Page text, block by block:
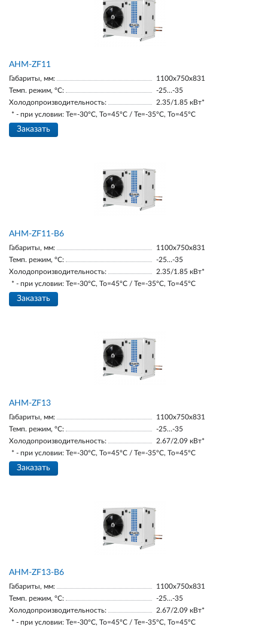
AНM-ZF11
Габариты, мм:
1100х750х831
Темп. режим, °С:
-25…-35
Холодопроизводительность:
2.35/1.85 кВт*
* - при условии: Te=-30ºC, To=45ºC / Te=-35ºC, To=45ºC
Заказать
AНM-ZF11-В6
Габариты, мм:
1100х750х831
Темп. режим, °С:
-25…-35
Холодопроизводительность:
2.35/1.85 кВт*
* - при условии: Te=-30ºC, To=45ºC / Te=-35ºC, To=45ºC
Заказать
AНM-ZF13
Габариты, мм:
1100х750х831
Темп. режим, °С:
-25…-35
Холодопроизводительность:
2.67/2.09 кВт*
* - при условии: Te=-30ºC, To=45ºC / Te=-35ºC, To=45ºC
Заказать
AНM-ZF13-В6
Габариты, мм:
1100х750х831
Темп. режим, °С:
-25…-35
Холодопроизводительность:
2.67/2.09 кВт*
* - при условии: Te=-30ºC, To=45ºC / Te=-35ºC, To=45ºC